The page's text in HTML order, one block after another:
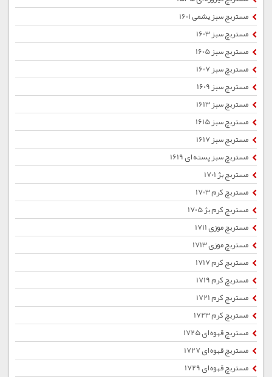
مستربچ سبز یشمی 1601
مستربچ سبز 1603
مستربچ سبز 1605
مستربچ سبز 1607
مستربچ سبز 1609
مستربچ سبز 1613
مستربچ سبز 1615
مستربچ سبز 1617
مستربچ سبز پسته ای 1619
مستربچ بژ 1701
مستربچ کرم 1703
مستربچ کرم بژ 1705
مستربچ موزی 1711
مستربچ موزی 1713
مستربچ کرم 1717
مستربچ کرم 1719
مستربچ کرم 1721
مستربچ کرم 1723
مستربچ قهوه ای 1725
مستربچ قهوه ای 1727
مستربچ قهوه ای 1729